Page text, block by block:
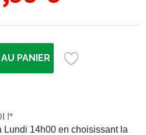
PANIER
!*
Lundi 14h00 en choisissant la